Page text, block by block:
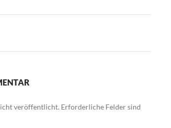
veröffentlicht. Erforderliche Felder sind